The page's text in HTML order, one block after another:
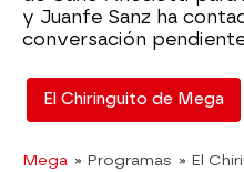
y Juanfe Sanz ha
conversación
El Chiringuito de Mega
Mega » Programas » El